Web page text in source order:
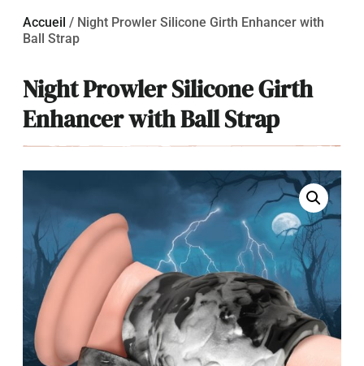
Accueil / Night Prowler Silicone Girth Enhancer with
Ball Strap
Night Prowler Silicone Girth
Enhancer with Ball Strap